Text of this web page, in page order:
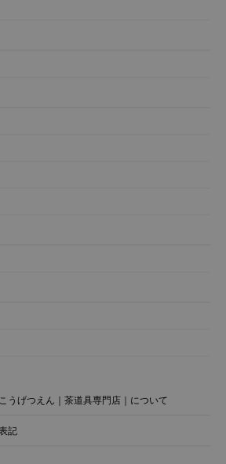
うげつえん｜茶道具専門店｜について
記